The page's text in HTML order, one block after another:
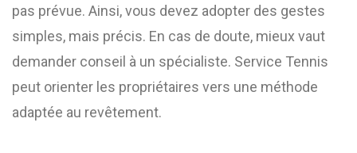
pas prévue. Ainsi, vous devez adopter des gestes
simples, mais précis. En cas de doute, mieux vaut
demander conseil à un spécialiste. Service Tennis
peut orienter les propriétaires vers une méthode
adaptée au revêtement.